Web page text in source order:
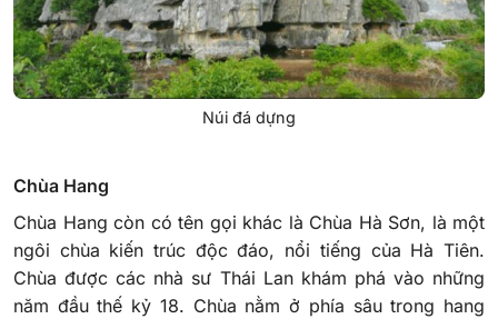
Núi đá dựng
Chùa Hang
Chùa Hang còn có tên gọi khác là Chùa Hà Sơn, là một
ngôi chùa kiến trúc độc đáo, nổi tiếng của Hà Tiên.
Chùa được các nhà sư Thái Lan khám phá vào những
năm đầu thế kỷ 18. Chùa nằm ở phía sâu trong hang